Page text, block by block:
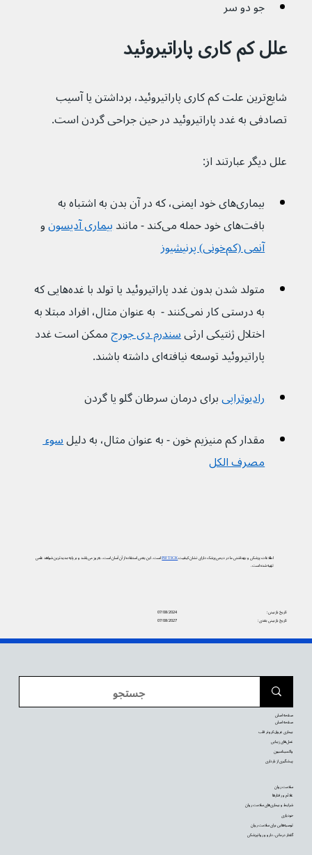
جو دو سر
علل کم کاری پاراتیروئید
شایع‌ترین علت کم کاری پاراتیروئید، برداشتن یا آسیب
تصادفی به غدد پاراتیروئید در حین جراحی گردن است.
علل دیگر عبارتند از:
بیماری‌های خود ایمنی، که در آن بدن به اشتباه به
بافت‌های خود حمله می‌کند - مانند
بیماری آدیسونو
آنمی (کم‌خونی) پرنیشیوز
متولد شدن بدون غدد پاراتیروئید یا تولد با غده‌هایی که
به درستی کار نمی‌کنند -  به عنوان مثال، افراد مبتلا به
اختلال ژنتیکی ارثی سندرم دی جورج ممکن است غدد
پاراتیروئید توسعه نیافته‌ای داشته باشند.
رادیوتراپیبرای درمان سرطان گلو یا گردن
مقدار کم منیزیم خون - به عنوان مثال، به دلیل سوء
مصرف الکل
اطلاعات پزشکی و بهداشتی ما در دیجی‌پزشک دارای نشان کیفیتPIF TICKاست. این یعنی استفاده از آن آسان است، به‌روز می‌باشد و بر پایه جدیدترین شواهد علمی
تهیه شده است.
07/08/2024
تاریخ بازبینی:
07/08/2027
تاریخ بازبینی بعدی:
سلامت روان
علائم و رفتارها
شرایط و بیماری‌های سلامت روان
خودیاری
توصیه‌‌هایی برای سلامت روان
گفتار درمانی، دارو و روانپزشکی
صفحه اصلی
صفحه اصلی
بیماری عروق کرونر قلب
عمل‌های زیبایی
واکسیناسیون
پیشگیری از بارداری